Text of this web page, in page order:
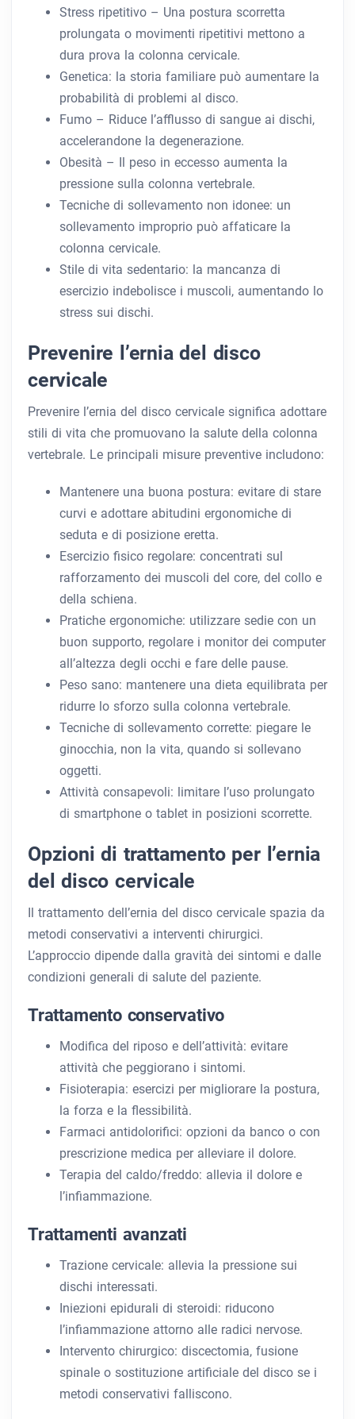
Stress ripetitivo – Una postura scorretta
prolungata o movimenti ripetitivi mettono a
dura prova la colonna cervicale.
Genetica: la storia familiare può aumentare la
probabilità di problemi al disco.
Fumo – Riduce l’afflusso di sangue ai dischi,
accelerandone la degenerazione.
Obesità – Il peso in eccesso aumenta la
pressione sulla colonna vertebrale.
Tecniche di sollevamento non idonee: un
sollevamento improprio può affaticare la
colonna cervicale.
Stile di vita sedentario: la mancanza di
esercizio indebolisce i muscoli, aumentando lo
stress sui dischi.
Prevenire l’ernia del disco
cervicale
Prevenire l’ernia del disco cervicale significa adottare
stili di vita che promuovano la salute della colonna
vertebrale. Le principali misure preventive includono:
Mantenere una buona postura: evitare di stare
curvi e adottare abitudini ergonomiche di
seduta e di posizione eretta.
Esercizio fisico regolare: concentrati sul
rafforzamento dei muscoli del core, del collo e
della schiena.
Pratiche ergonomiche: utilizzare sedie con un
buon supporto, regolare i monitor dei computer
all’altezza degli occhi e fare delle pause.
Peso sano: mantenere una dieta equilibrata per
ridurre lo sforzo sulla colonna vertebrale.
Tecniche di sollevamento corrette: piegare le
ginocchia, non la vita, quando si sollevano
oggetti.
Attività consapevoli: limitare l’uso prolungato
di smartphone o tablet in posizioni scorrette.
Opzioni di trattamento per l’ernia
del disco cervicale
Il trattamento dell’ernia del disco cervicale spazia da
metodi conservativi a interventi chirurgici.
L’approccio dipende dalla gravità dei sintomi e dalle
condizioni generali di salute del paziente.
Trattamento conservativo
Modifica del riposo e dell’attività: evitare
attività che peggiorano i sintomi.
Fisioterapia: esercizi per migliorare la postura,
la forza e la flessibilità.
Farmaci antidolorifici: opzioni da banco o con
prescrizione medica per alleviare il dolore.
Terapia del caldo/freddo: allevia il dolore e
l’infiammazione.
Trattamenti avanzati
Trazione cervicale: allevia la pressione sui
dischi interessati.
Iniezioni epidurali di steroidi: riducono
l’infiammazione attorno alle radici nervose.
Intervento chirurgico: discectomia, fusione
spinale o sostituzione artificiale del disco se i
metodi conservativi falliscono.